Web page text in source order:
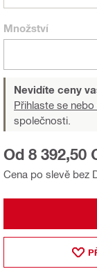
Množství
Nevidíte ceny
Přihlaste se
společnosti.
Cena po slevě bez
Od 8 392,50